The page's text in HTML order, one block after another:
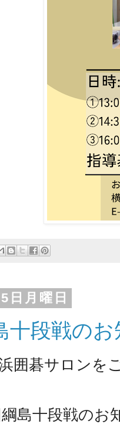
日月曜日
十段戦の
囲碁サロンを
島十段戦のお